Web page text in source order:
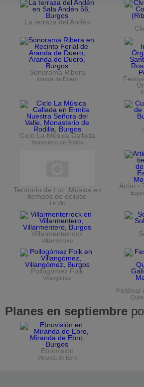
La terraza del Andén
Sonorama Ribera
Aranda de Duero
Ciclo La Música Callada
Monasterio de Rodilla
Territorio de Luz. Música en
tiempos de eclipse
La Vid
Artim -
Villarmenterrock
Villarmentero
Pollogómez Folk
Villangómez
Festival
Planes en septiembre
Ebrovisión
Miranda de Ebro